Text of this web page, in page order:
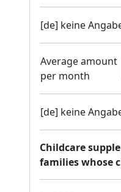
[de] keine
Average amount
per month
[de] keine
Childcare
families whose